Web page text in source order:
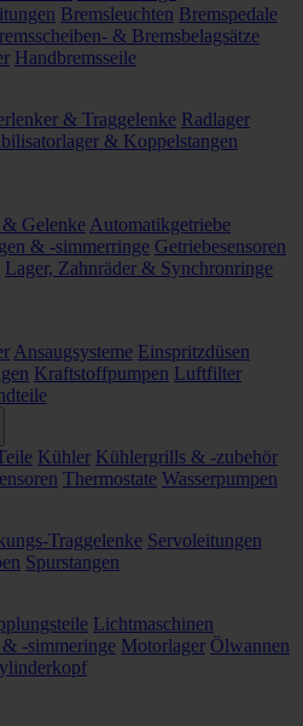
Bremsleuchten Bremspedale
& Bremsbelagsätze
Handbremsseile
& Traggelenke Radlager
& Koppelstangen
Gelenke Automatikgetriebe
& -simmerringe Getriebesensoren
Lager, Zahnräder & Synchronringe
Ansaugsysteme Einspritzdüsen
Kraftstoffpumpen Luftfilter
Kühler Kühlergrills & -zubehör
Thermostate Wasserpumpen
Traggelenke Servoleitungen
Spurstangen
Lichtmaschinen
-simmeringe Motorlager Ölwannen